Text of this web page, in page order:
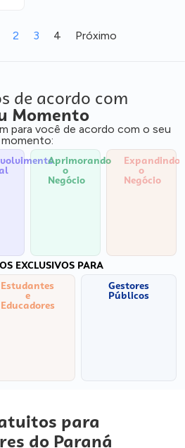
2 3 4 Próximo
de acordo com
Momento
para você de acordo com o seu
momento:
Aprimorando
o
Negócio
Expandindo
o
Negócio
EXCLUSIVOS PARA
Estudantes
e
Educadores
Gestores
Públicos
para
do Paraná